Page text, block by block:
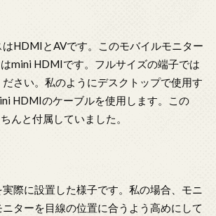
HDMIとAVです。このモバイルモニター
mini HDMIです。フルサイズの端子では
さい。私のようにデスクトップで使用す
HDMIのケーブルを使用します。この
んと付属していました。
際に設置した様子です。私の場合、モニ
ターを目線の位置に合うよう高めにして